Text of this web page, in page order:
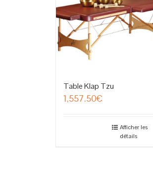
Table Klap Tzu
1,557.50€
Afficher les
détails